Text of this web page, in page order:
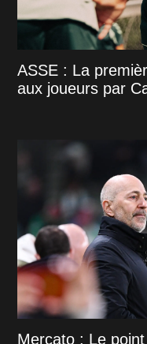
ASSE : La
aux joueurs par
Mercato : Le